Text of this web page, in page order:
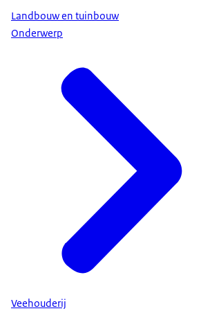
Landbouw en tuinbouw
Onderwerp
Veehouderij